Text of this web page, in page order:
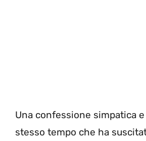
Una confessione simpatica
stesso tempo che ha